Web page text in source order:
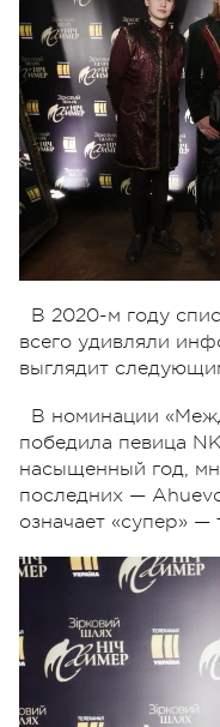
В 2020-м году
всего удивляли
выглядит
В номинации
победила певица
насыщенный год,
последних —
означает «супер»